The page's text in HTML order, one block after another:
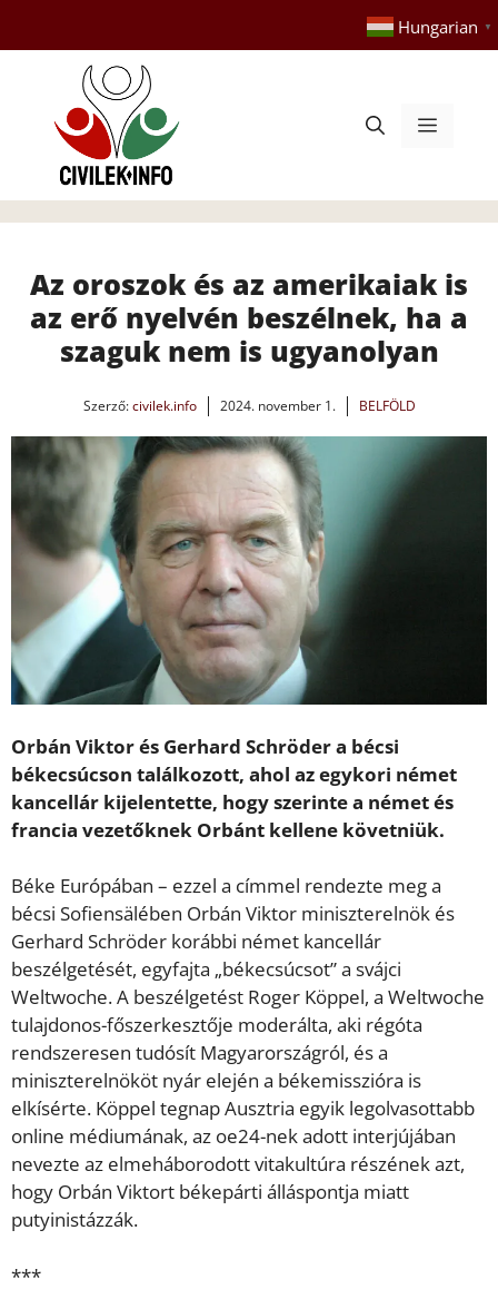
tartalomba
Hungarian ▼
Menü
Az oroszok és az amerikaiak is
az erő nyelvén beszélnek, ha a
szaguk nem is ugyanolyan
Szerző:civilek.info 2024. november 1. BELFÖLD
Orbán Viktor és Gerhard Schröder a bécsi
békecsúcson találkozott, ahol az egykori német
kancellár kijelentette, hogy szerinte a német és
francia vezetőknek Orbánt kellene követniük.
Béke Európában – ezzel a címmel rendezte meg a
bécsi Sofiensälében Orbán Viktor miniszterelnök és
Gerhard Schröder korábbi német kancellár
beszélgetését, egyfajta „békecsúcsot” a svájci
Weltwoche. A beszélgetést Roger Köppel, a Weltwoche
tulajdonos-főszerkesztője moderálta, aki régóta
rendszeresen tudósít Magyarországról, és a
miniszterelnököt nyár elején a békemisszióra is
elkísérte. Köppel tegnap Ausztria egyik legolvasottabb
online médiumának, az oe24-nek adott interjújában
nevezte az elmeháborodott vitakultúra részének azt,
hogy Orbán Viktort békepárti álláspontja miatt
putyinistázzák.
***